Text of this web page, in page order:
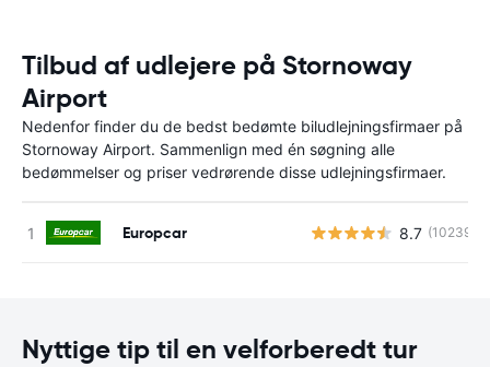
Tilbud af udlejere på Stornoway
Airport
Nedenfor finder du de bedst bedømte biludlejningsfirmaer på
Stornoway Airport. Sammenlign med én søgning alle
bedømmelser og priser vedrørende disse udlejningsfirmaer.
Europcar 8.7 (10239)
Nyttige tip til en velforberedt tur